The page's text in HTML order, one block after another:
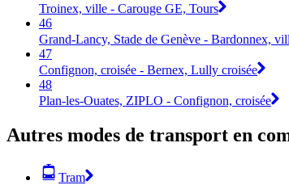
Troinex, ville - Carouge GE, Tours
46
Grand-Lancy, Stade de Genève - Bardonnex,
47
Confignon, croisée - Bernex, Lully croisée
48
Plan-les-Ouates, ZIPLO - Confignon, croisée
Autres modes de transport en
Tram